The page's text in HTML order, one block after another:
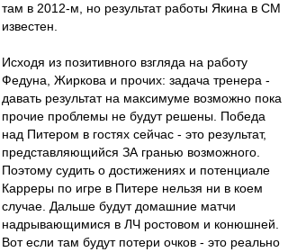
там в 2012-м, но результат работы Якина в СМ
известен.
Исходя из позитивного взгляда на работу
Федуна, Жиркова и прочих: задача тренера -
давать результат на максимуме возможно пока
прочие проблемы не будут решены. Победа
над Питером в гостях сейчас - это результат,
представляющийся ЗА гранью возможного.
Поэтому судить о достижениях и потенциале
Карреры по игре в Питере нельзя ни в коем
случае. Дальше будут домашние матчи
надрывающимися в ЛЧ ростовом и конюшней.
Вот если там будут потери очков - это реально